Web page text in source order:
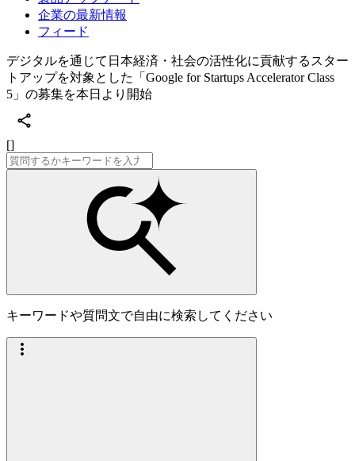
企業の最新情報
フィード
デジタルを通じて日本経済・社会の活性化に貢献するスター
トアップを対象とした「Google for Startups Accelerator Class
5」の募集を本日より開始
[]
キーワードや質問文で自由に検索してください